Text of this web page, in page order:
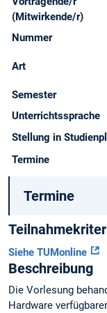
(Mitwirkende/r)
Nummer
Art
Semester
Unterrichtssprache
Stellung in
Termine
Termine
Siehe TUMonline
Beschreibung
Die Vorlesung
Hardware